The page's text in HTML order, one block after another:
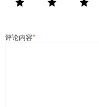
评论内容*